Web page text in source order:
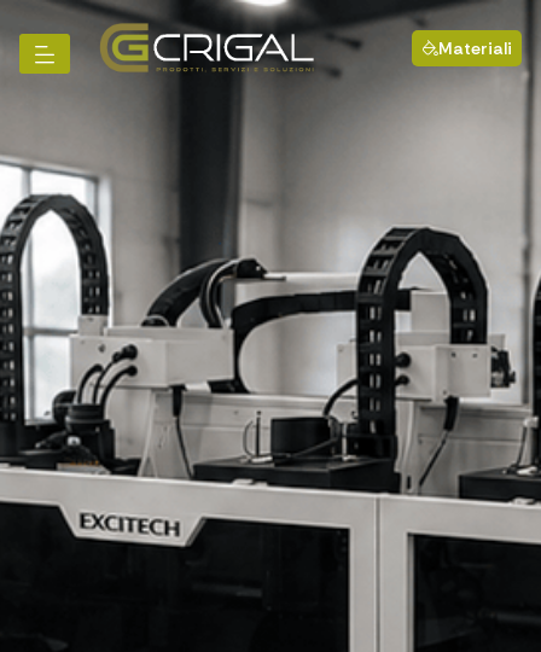
Materiali